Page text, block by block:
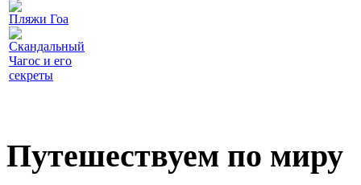
Пляжи Гоа
Скандальный
Чагос и его
секреты
Путешествуем по миру